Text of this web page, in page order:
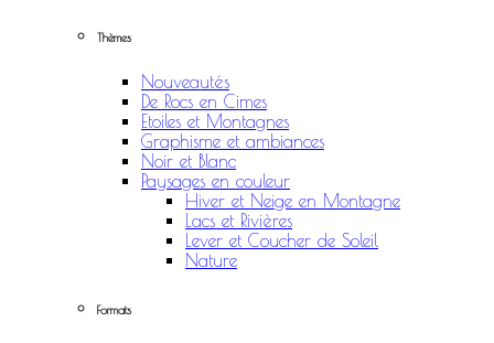
Thèmes
Nouveautés
De Rocs en Cimes
Etoiles et Montagnes
Graphisme et ambiances
Noir et Blanc
Paysages en couleur
Hiver et Neige en Montagne
Lacs et Rivières
Lever et Coucher de Soleil
Nature
Formats